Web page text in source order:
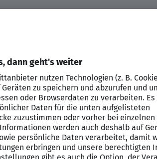
in einen neuen
diesem Tätigkeitsbereich
Ablauf im Tagesgeschäft.
und Systempflege in der EDV
sowie bei der digitalen Archivierung